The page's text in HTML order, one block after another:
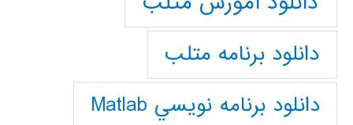
دانلود برنامه متلب
دانلود برنامه نويسي Matlab